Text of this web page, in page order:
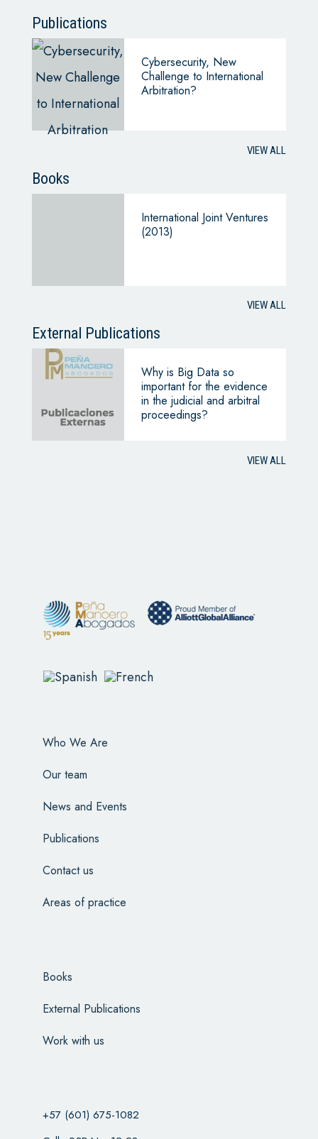
Publications
Cybersecurity, New
Challenge to International
Arbitration?
VIEW ALL
Books
International Joint Ventures
(2013)
VIEW ALL
External Publications
Why is Big Data so
important for the evidence
in the judicial and arbitral
proceedings?
VIEW ALL
Who We Are
Our team
News and Events
Publications
Contact us
Areas of practice
Books
External Publications
Work with us
+57 (601) 675-1082